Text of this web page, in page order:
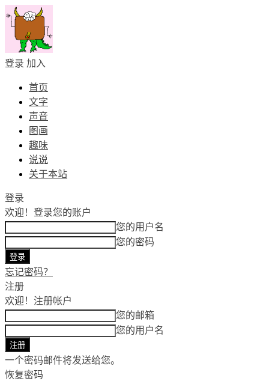
登录 加入
首页
文字
声音
图画
趣味
说说
关于本站
登录
欢迎！ 登录您的账户
您的用户名
您的密码
忘记密码？
注册
欢迎！ 注册帐户
您的邮箱
您的用户名
一个密码邮件将发送给您。
恢复密码